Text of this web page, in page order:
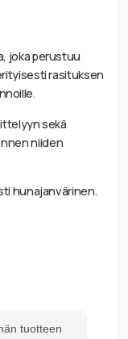
joka perustuu
rasituksen
sekä
niiden
hunajanvärinen.